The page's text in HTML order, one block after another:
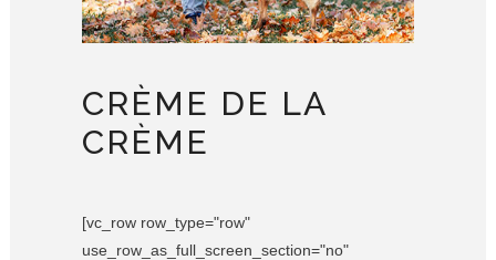
CRÈME DE LA
CRÈME
[vc_row row_type="row"
use_row_as_full_screen_section="no"